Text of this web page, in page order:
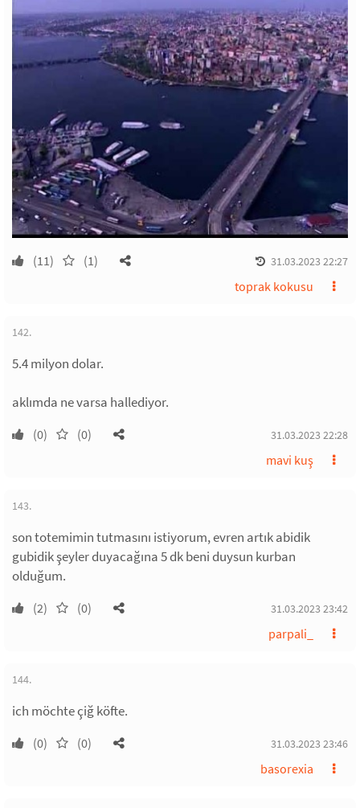
(11) (1) 31.03.2023 22:27
toprak kokusu
142.
5.4 milyon dolar.
aklımda ne varsa hallediyor.
(0) (0) 31.03.2023 22:28
mavi kuş
143.
son totemimin tutmasını istiyorum, evren artık abidik
gubidik şeyler duyacağına 5 dk beni duysun kurban
olduğum.
(2) (0) 31.03.2023 23:42
parpali_
144.
ich möchte çiğ köfte.
(0) (0) 31.03.2023 23:46
basorexia